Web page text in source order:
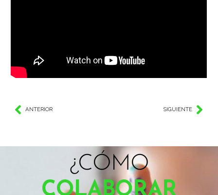
ANTERIOR SIGUIENTE
¿CÓMO
COLABORAR